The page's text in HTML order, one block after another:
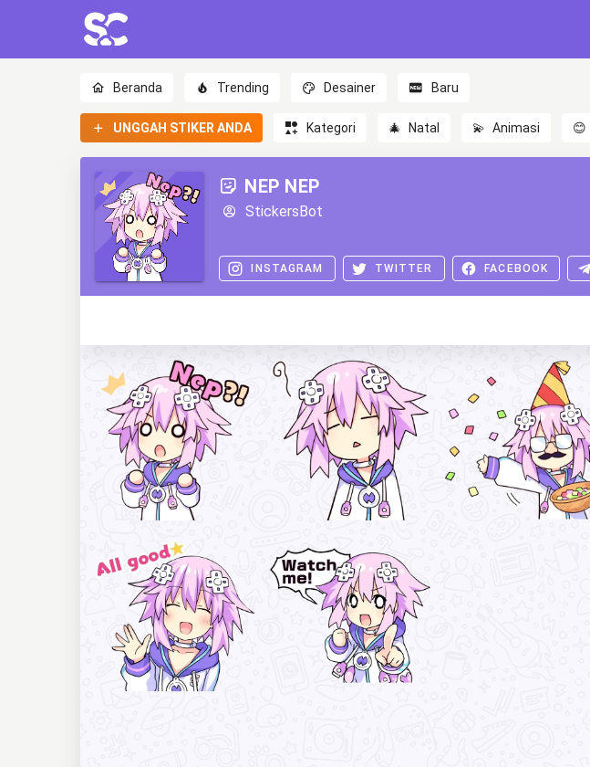
Beranda Trending Desainer Baru
UNGGAH STIKER ANDA Kategori 🎄 Natal 💫 Animasi 😊
NEP NEP
StickersBot
INSTAGRAM TWITTER FACEBOOK